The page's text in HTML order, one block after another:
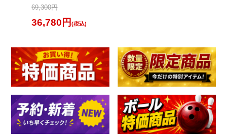
69,300円
36,780円(税込)